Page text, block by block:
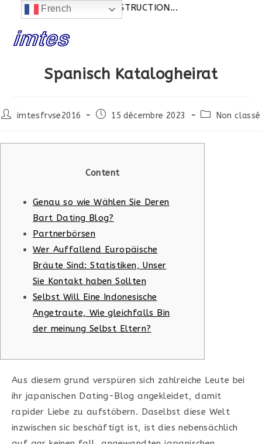
SITE EN CONSTRUCTION...
Spanisch Katalogheirat
Postimtesfrvse2016
Post15 décembre 2023
PostNon classé
Content
Genau so wie Wählen Sie Deren
Bart Dating Blog?
Partnerbörsen
Wer Auffallend Europäische
Bräute Sind: Statistiken, Unser
Sie Kontakt haben Sollten
Selbst Will Eine Indonesische
Angetraute, Wie gleichfalls Bin
der meinung Selbst Eltern?
Aus diesem grund verspüren sich zahlreiche Leute bei
ihr japanischen Dating-Blog angekleidet, damit
rapider Liebe zu aufstöbern. Daselbst diese Welt
inzwischen sic beschäftigt ist, ist dies nebensächlich
French